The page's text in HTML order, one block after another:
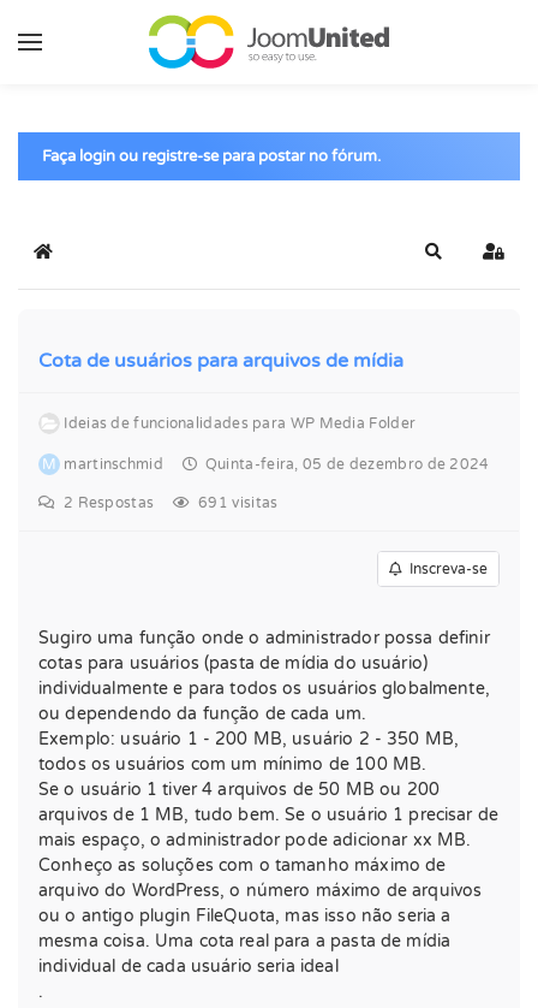
Pular para o conteúdo principal
Faça login ou registre-se para postar no fórum.
Início PesquisarEntrar
Cota de usuários para arquivos de mídia
Ideias de funcionalidades para WP Media Folder
M martinschmid Quinta-feira, 05 de dezembro de 2024
2 Respostas 691 visitas
Inscreva-se
Sugiro uma função onde o administrador possa definir
cotas para usuários (pasta de mídia do usuário)
individualmente e para todos os usuários globalmente,
ou dependendo da função de cada um.
Exemplo: usuário 1 - 200 MB, usuário 2 - 350 MB,
todos os usuários com um mínimo de 100 MB.
Se o usuário 1 tiver 4 arquivos de 50 MB ou 200
arquivos de 1 MB, tudo bem. Se o usuário 1 precisar de
mais espaço, o administrador pode adicionar xx MB.
Conheço as soluções com o tamanho máximo de
arquivo do WordPress, o número máximo de arquivos
ou o antigo plugin FileQuota, mas isso não seria a
mesma coisa. Uma cota real para a pasta de mídia
individual de cada usuário seria ideal
.